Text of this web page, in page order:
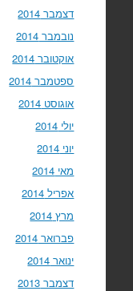
דצמבר 2014
נובמבר 2014
אוקטובר 2014
ספטמבר 2014
אוגוסט 2014
יולי 2014
יוני 2014
מאי 2014
אפריל 2014
מרץ 2014
פברואר 2014
ינואר 2014
דצמבר 2013